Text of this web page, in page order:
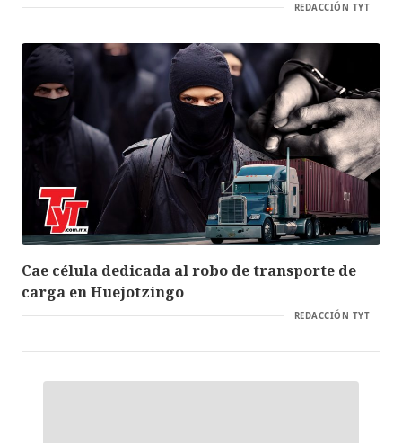
REDACCIÓN TYT
Cae célula dedicada al robo de transporte de
carga en Huejotzingo
REDACCIÓN TYT